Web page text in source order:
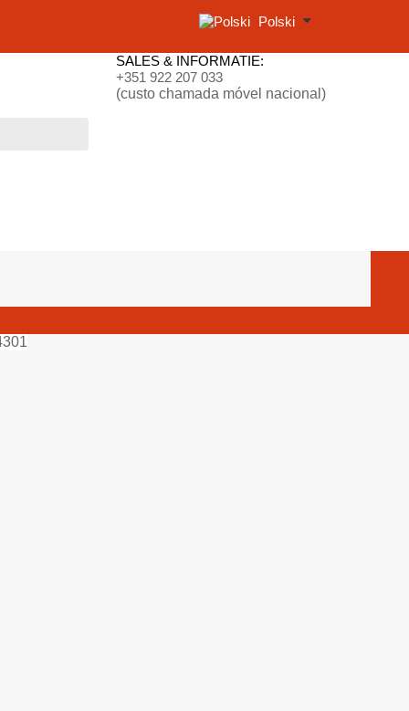
Polski
SALES & INFORMATIE:
+351 922 207 033
(custo chamada móvel nacional)